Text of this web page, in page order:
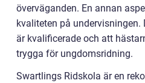
överväganden. En annan
kvaliteten på
är kvalificerade och att
trygga för ungdomsridning.
Swartlings Ridskola är en